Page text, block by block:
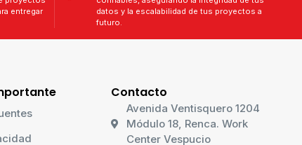
entregar
datos y la escalabilidad de tus proyectos a
futuro.
Contacto
Avenida Ventisquero 1204
Módulo 18, Renca. Work
Center Vespucio